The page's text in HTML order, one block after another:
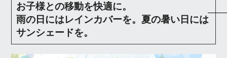
お子様との移動を快適に。
雨の日にはレインカバーを。夏の暑い日には
サンシェードを。